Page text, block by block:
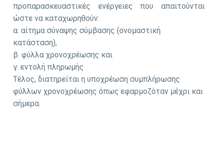
προπαρασκευαστικές ενέργειες που απαιτούνται
ώστε να καταχωρηθούν:
α. αίτημα σύναψης σύμβασης (ονομαστική
κατάσταση),
β. φύλλα χρονοχρέωσης και
γ. εντολή πληρωμής
Τέλος, διατηρείται η υποχρέωση συμπλήρωσης
φύλλων χρονοχρέωσης όπως εφαρμοζόταν μέχρι και
σήμερα.